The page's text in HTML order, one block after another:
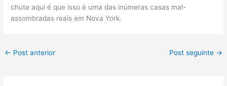
chute aqui é que isso é uma das inúmeras casas mal-
assombradas reais em Nova York.
← Post anterior Post seguinte →